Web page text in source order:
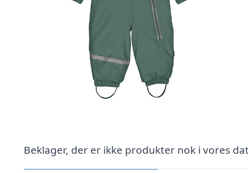
Beklager, der er ikke produkter nok i vores